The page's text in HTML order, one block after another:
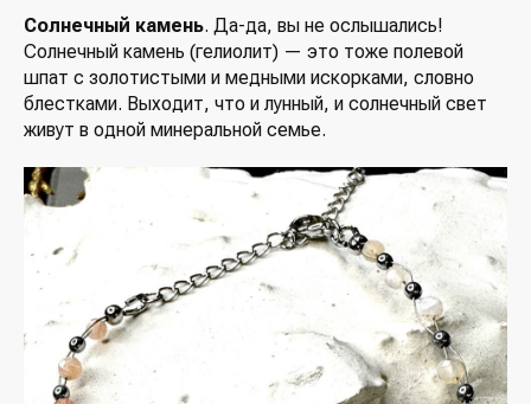
Солнечный камень. Да-да, вы не ослышались!
Солнечный камень (гелиолит) — это тоже полевой
шпат с золотистыми и медными искорками, словно
блестками. Выходит, что и лунный, и солнечный свет
живут в одной минеральной семье.